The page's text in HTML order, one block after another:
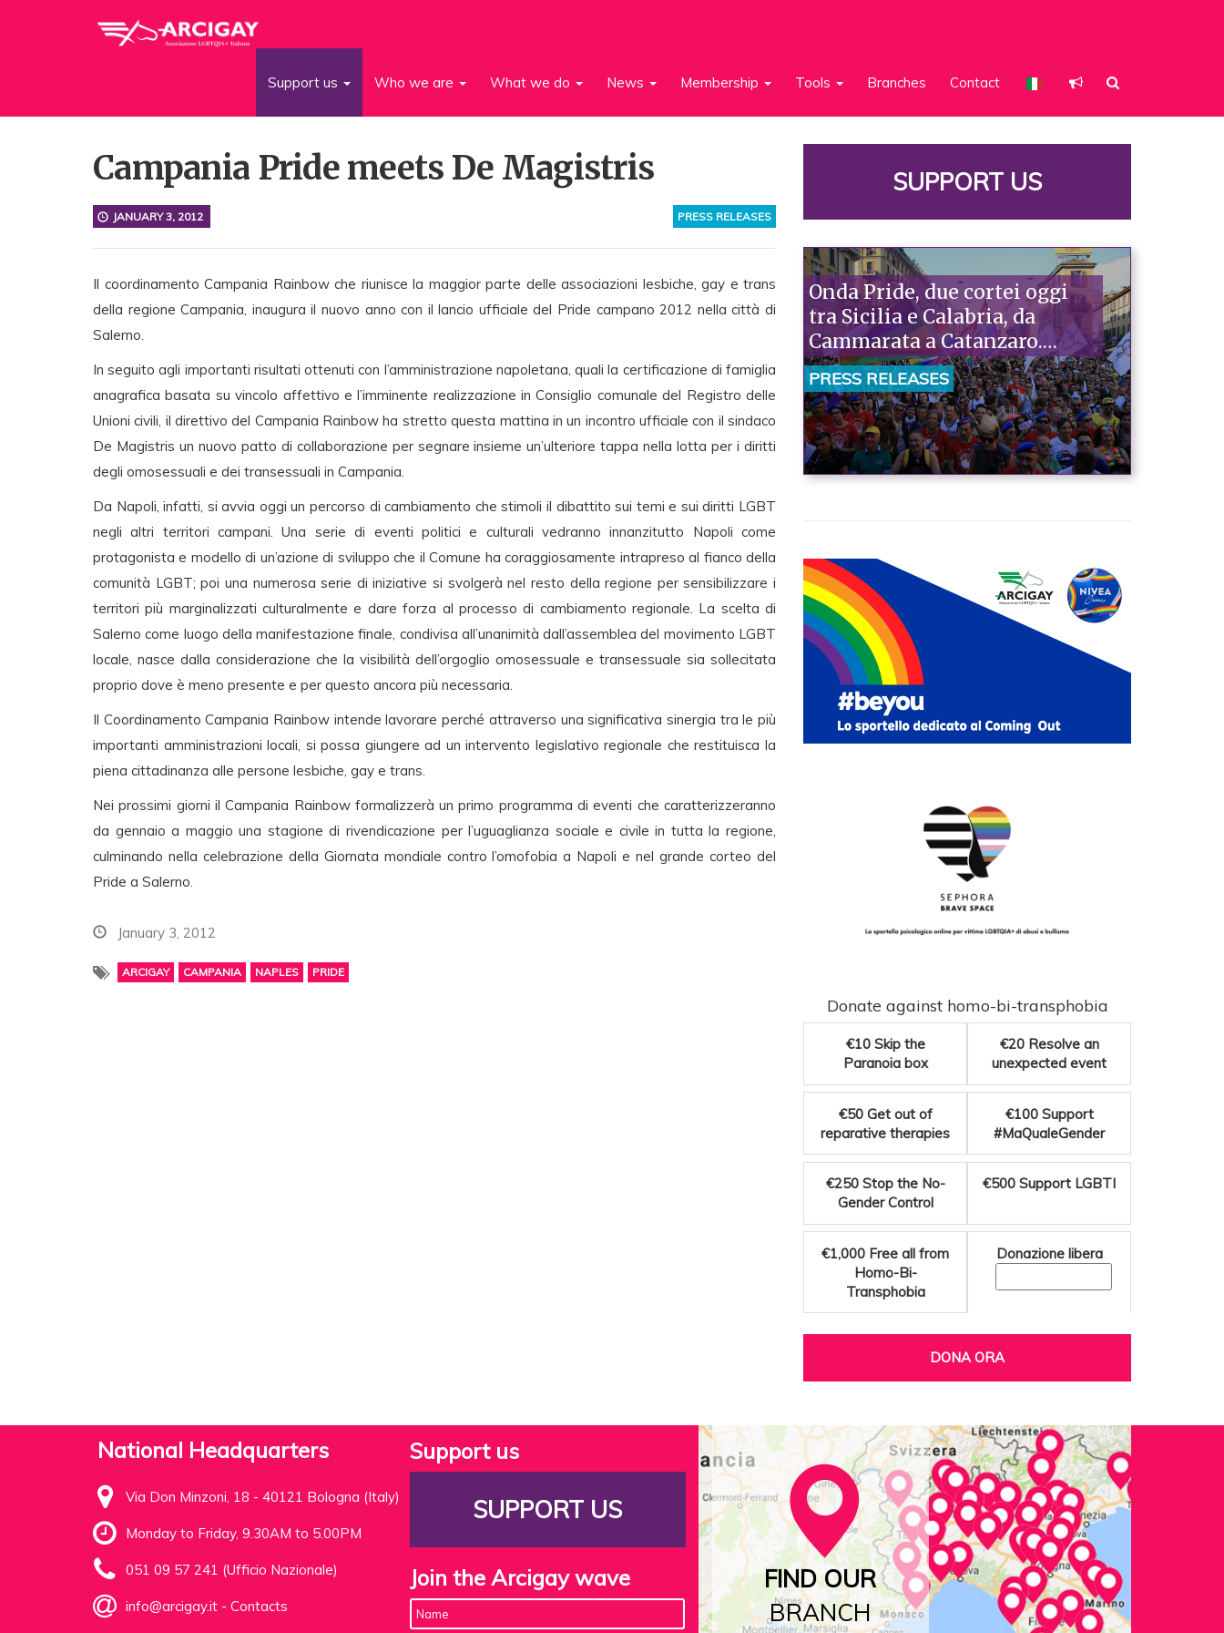
Support us Who we are What we do News Membership Tools Branches Contact
Campania Pride meets De Magistris
PRESS RELEASES
JANUARY 3, 2012
Il coordinamento Campania Rainbow che riunisce la maggior parte delle associazioni lesbiche, gay e trans
della regione Campania, inaugura il nuovo anno con il lancio ufficiale del Pride campano 2012 nella città di
Salerno.
In seguito agli importanti risultati ottenuti con l’amministrazione napoletana, quali la certificazione di famiglia
anagrafica basata su vincolo affettivo e l’imminente realizzazione in Consiglio comunale del Registro delle
Unioni civili, il direttivo del Campania Rainbow ha stretto questa mattina in un incontro ufficiale con il sindaco
De Magistris un nuovo patto di collaborazione per segnare insieme un’ulteriore tappa nella lotta per i diritti
degli omosessuali e dei transessuali in Campania.
Da Napoli, infatti, si avvia oggi un percorso di cambiamento che stimoli il dibattito sui temi e sui diritti LGBT
negli altri territori campani. Una serie di eventi politici e culturali vedranno innanzitutto Napoli come
protagonista e modello di un’azione di sviluppo che il Comune ha coraggiosamente intrapreso al fianco della
comunità LGBT; poi una numerosa serie di iniziative si svolgerà nel resto della regione per sensibilizzare i
territori più marginalizzati culturalmente e dare forza al processo di cambiamento regionale. La scelta di
Salerno come luogo della manifestazione finale, condivisa all’unanimità dall’assemblea del movimento LGBT
locale, nasce dalla considerazione che la visibilità dell’orgoglio omosessuale e transessuale sia sollecitata
proprio dove è meno presente e per questo ancora più necessaria.
Il Coordinamento Campania Rainbow intende lavorare perché attraverso una significativa sinergia tra le più
importanti amministrazioni locali, si possa giungere ad un intervento legislativo regionale che restituisca la
piena cittadinanza alle persone lesbiche, gay e trans.
Nei prossimi giorni il Campania Rainbow formalizzerà un primo programma di eventi che caratterizzeranno
da gennaio a maggio una stagione di rivendicazione per l’uguaglianza sociale e civile in tutta la regione,
culminando nella celebrazione della Giornata mondiale contro l’omofobia a Napoli e nel grande corteo del
Pride a Salerno.
January 3, 2012
ARCIGAY CAMPANIA NAPLES PRIDE
SUPPORT US
Onda Pride, due cortei oggi
tra Sicilia e Calabria, da
Cammarata a Catanzaro.
Piazzoni: «Raccontano la
nostra ostinazione»
PRESS RELEASES
Donate against homo-bi-transphobia
€10 Skip the
Paranoia box
€20 Resolve an
unexpected event
€50 Get out of
reparative therapies
€100 Support
#MaQualeGender
€250 Stop the No-
Gender Control
€500 Support LGBTI
€1,000 Free all from
Homo-Bi-
Transphobia
Donazione libera
DONA ORA
National Headquarters
Via Don Minzoni, 18 - 40121 Bologna (Italy)
Monday to Friday, 9.30AM to 5.00PM
051 09 57 241 (Ufficio Nazionale)
info@arcigay.it - Contacts
Support us
SUPPORT US
Join the Arcigay wave
FIND OUR
BRANCH